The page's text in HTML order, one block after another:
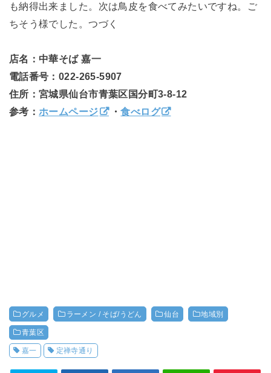
も納得出来ました。次は鳥皮を食べてみたいですね。ご
ちそう様でした。つづく
店名：中華そば 嘉一
電話番号：022-265-5907
住所：宮城県仙台市青葉区国分町3-8-12
参考：ホームページ ・食べログ
グルメ ラーメン / そば/うどん 仙台 地域別
青葉区
嘉一 定禅寺通り